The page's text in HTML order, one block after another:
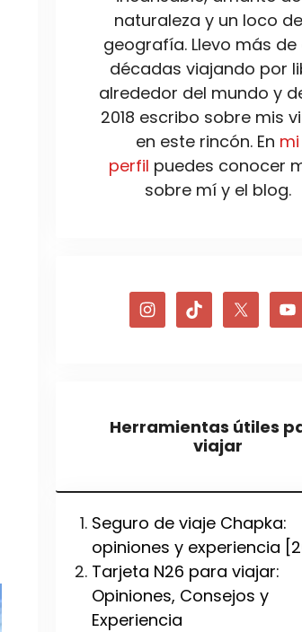
naturaleza y un loco
geografía. Llevo más de
décadas viajando por
alrededor del mundo y
2018 escribo sobre mis
en este rincón. En mi
perfil puedes conocer
sobre mí y el blog.
Herramientas útiles
viajar
Seguro de viaje Chapka:
opiniones y experiencia
Tarjeta N26 para viajar:
Opiniones, Consejos y
Experiencia